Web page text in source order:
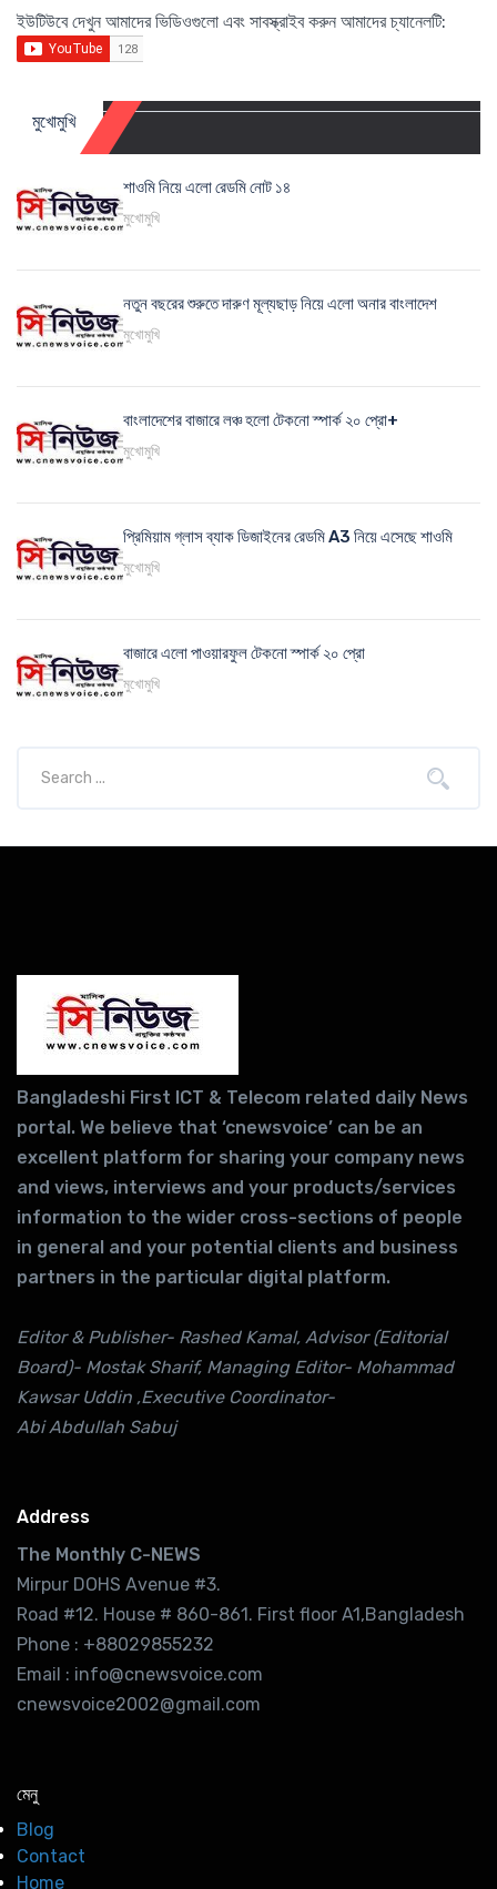
ইউটিউবে দেখুন আমাদের ভিডিওগুলো এবং সাবস্ক্রাইব করুন আমাদের চ্যানেলটি:
মুখোমুখি
শাওমি নিয়ে এলো রেডমি নোট ১৪
মুখোমুখি
নতুন বছরের শুরুতে দারুণ মূল্যছাড় নিয়ে এলো অনার বাংলাদেশ
মুখোমুখি
বাংলাদেশের বাজারে লঞ্চ হলো টেকনো স্পার্ক ২০ প্রো+
মুখোমুখি
প্রিমিয়াম গ্লাস ব্যাক ডিজাইনের রেডমি A3 নিয়ে এসেছে শাওমি
মুখোমুখি
বাজারে এলো পাওয়ারফুল টেকনো স্পার্ক ২০ প্রো
মুখোমুখি
Bangladeshi First ICT & Telecom related daily News
portal. We believe that ‘cnewsvoice’ can be an
excellent platform for sharing your company news
and views, interviews and your products/services
information to the wider cross-sections of people
in general and your potential clients and business
partners in the particular digital platform.
Editor & Publisher- Rashed Kamal, Advisor (Editorial
Board)- Mostak Sharif, Managing Editor- Mohammad
Kawsar Uddin ,Executive Coordinator-
Abi Abdullah Sabuj
Address
The Monthly C-NEWS
Mirpur DOHS Avenue #3.
Road #12. House # 860-861. First floor A1,Bangladesh
Phone : +88029855232
Email : info@cnewsvoice.com
cnewsvoice2002@gmail.com
মেনু
Blog
Contact
Home